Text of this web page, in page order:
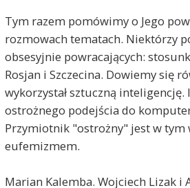
Tym razem pomówimy o Jego
rozmowach tematach. Niektórzy
obsesyjnie powracających:
Rosjan i Szczecina. Dowiemy się
wykorzystał sztuczną
ostrożnego podejścia do
Przymiotnik "ostrożny" jest w tym
eufemizmem.
Marian Kalemba. Wojciech Lizak i